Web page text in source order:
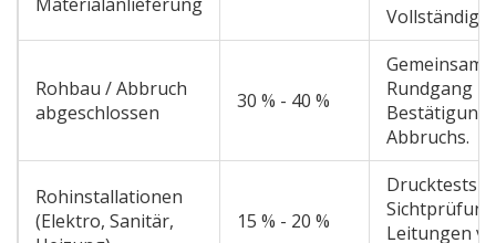
Rohbau / Abbruch
abgeschlossen
30 % - 40 %
Rundgang
Bestätigung
Abbruchs.
Rohinstallationen
(Elektro, Sanitär,
15 % - 20 %
Drucktests
Leitungen